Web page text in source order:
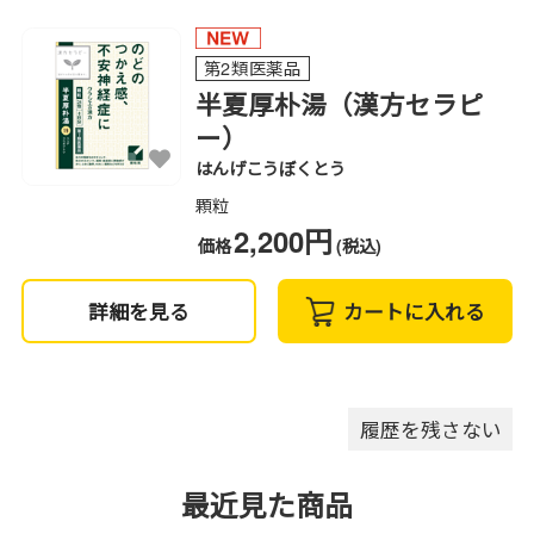
第2類医薬品
半夏厚朴湯（漢方セラピ
ー）
はんげこうぼくとう
顆粒
価格2,200円 (税込)
詳細を見る カートに入れる
履歴を残さない
最近見た商品